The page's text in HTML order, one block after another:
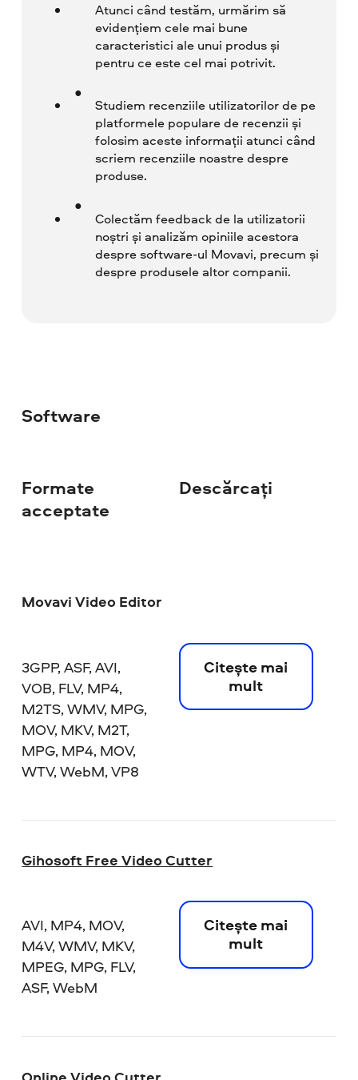
Atunci când testăm, urmărim să
evidențiem cele mai bune
caracteristici ale unui produs și
pentru ce este cel mai potrivit.
Studiem recenziile utilizatorilor de pe
platformele populare de recenzii și
folosim aceste informații atunci când
scriem recenziile noastre despre
produse.
Colectăm feedback de la utilizatorii
noștri și analizăm opiniile acestora
despre software-ul Movavi, precum și
despre produsele altor companii.
Software
Formate
acceptate
Descărcați
Movavi Video Editor
3GPP, ASF, AVI,
VOB, FLV, MP4,
M2TS, WMV, MPG,
MOV, MKV, M2T,
MPG, MP4, MOV,
WTV, WebM, VP8
Citește mai
mult
Gihosoft Free Video Cutter
AVI, MP4, MOV,
M4V, WMV, MKV,
MPEG, MPG, FLV,
ASF, WebM
Citește mai
mult